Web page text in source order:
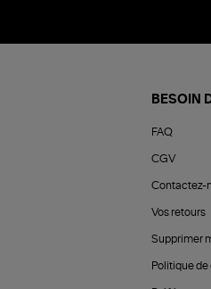
BESOIN
FAQ
CGV
Contactez-
Vos retours
Supprimer
Politique